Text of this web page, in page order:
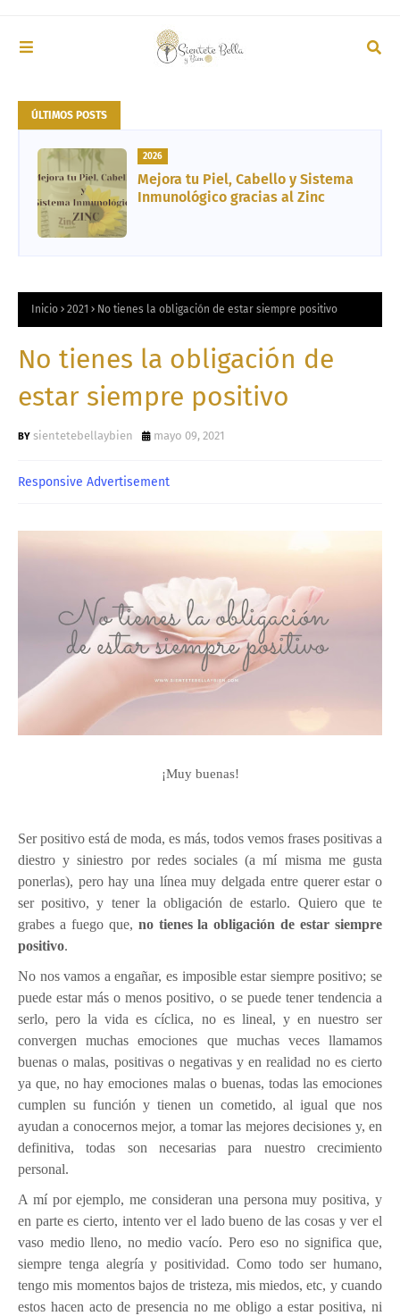
ÚLTIMOS POSTS
2026
Mejora tu Piel, Cabello y Sistema
Inmunológico gracias al Zinc
Inicio 2021 No tienes la obligación de estar siempre positivo
No tienes la obligación de
estar siempre positivo
sientetebellaybien mayo 09, 2021
Responsive Advertisement
¡Muy buenas!
Ser positivo está de moda, es más, todos vemos frases positivas a
diestro y siniestro por redes sociales (a mí misma me gusta
ponerlas), pero hay una línea muy delgada entre querer estar o
ser positivo, y tener la obligación de estarlo. Quiero que te
grabes a fuego que, no tienes la obligación de estar siempre
positivo.
No nos vamos a engañar, es imposible estar siempre positivo; se
puede estar más o menos positivo, o se puede tener tendencia a
serlo, pero la vida es cíclica, no es lineal, y en nuestro ser
convergen muchas emociones que muchas veces llamamos
buenas o malas, positivas o negativas y en realidad no es cierto
ya que, no hay emociones malas o buenas, todas las emociones
cumplen su función y tienen un cometido, al igual que nos
ayudan a conocernos mejor, a tomar las mejores decisiones y, en
definitiva, todas son necesarias para nuestro crecimiento
personal.
A mí por ejemplo, me consideran una persona muy positiva, y
en parte es cierto, intento ver el lado bueno de las cosas y ver el
vaso medio lleno, no medio vacío. Pero eso no significa que,
siempre tenga alegría y positividad. Como todo ser humano,
tengo mis momentos bajos de tristeza, mis miedos, etc, y cuando
estos hacen acto de presencia no me obligo a estar positiva, ni